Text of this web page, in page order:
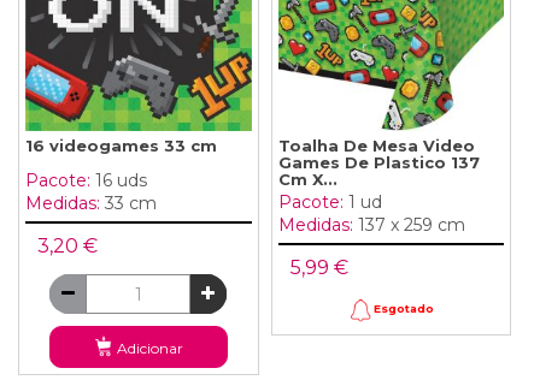
16 videogames 33 cm
Pacote: 16 uds
Medidas: 33 cm
3,20 €
Adicionar
Toalha De Mesa Video
Games De Plastico 137
Cm X...
Pacote: 1 ud
Medidas: 137 x 259 cm
5,99 €
Esgotado